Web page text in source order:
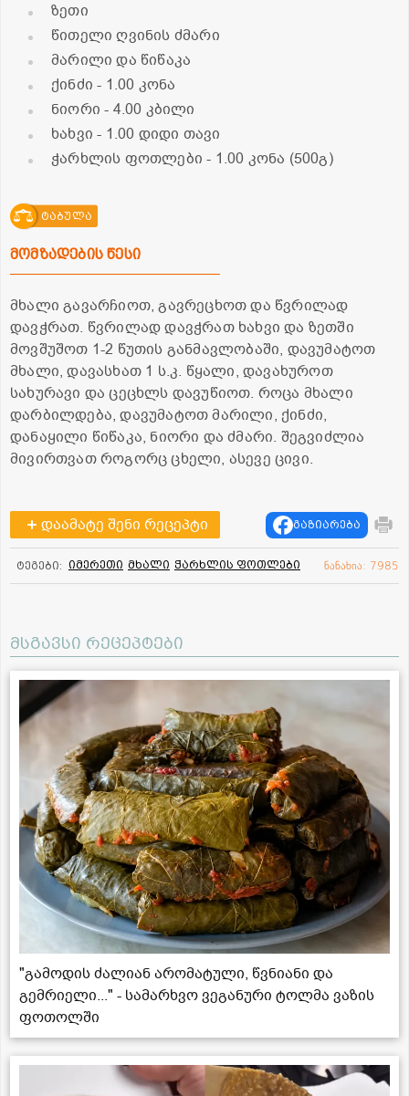
ზეთი
წითელი ღვინის ძმარი
მარილი და წიწაკა
ქინძი- 1.00 კონა
ნიორი- 4.00 კბილი
ხახვი- 1.00 დიდი თავი
ჭარხლის ფოთლები- 1.00 კონა (500გ)
ტაბულა
მომზადების წესი
მხალი გავარჩიოთ, გავრეცხოთ და წვრილად
დავჭრათ. წვრილად დავჭრათ ხახვი და ზეთში
მოვშუშოთ 1-2 წუთის განმავლობაში, დავუმატოთ
მხალი, დავასხათ 1 ს.კ. წყალი, დავახუროთ
სახურავი და ცეცხლს დავუწიოთ. როცა მხალი
დარბილდება, დავუმატოთ მარილი, ქინძი,
დანაყილი წიწაკა, ნიორი და ძმარი. შეგვიძლია
მივირთვათ როგორც ცხელი, ასევე ცივი.
დაამატე შენი რეცეპტი გაზიარება
ტეგები: იმერეთი მხალი ჭარხლის ფოთლები ნანახია: 7985
მსგავსი რეცეპტები
"გამოდის ძალიან არომატული, წვნიანი და
გემრიელი..." - სამარხვო ვეგანური ტოლმა ვაზის
ფოთოლში